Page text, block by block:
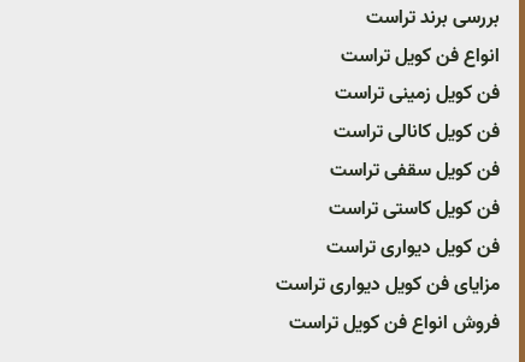
بررسی برند تراست
انواع فن کویل تراست
فن کویل زمینی تراست
فن کویل کانالی تراست
فن کویل سقفی تراست
فن کویل کاستی تراست
فن کویل دیواری تراست
مزایای فن کویل دیواری تراست
فروش انواع فن کویل تراست